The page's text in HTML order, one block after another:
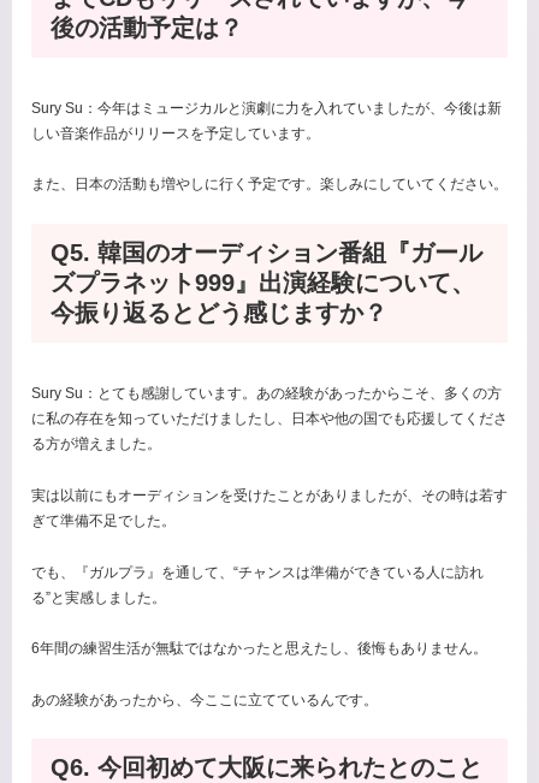
後の活動予定は？
Sury Su：今年はミュージカルと演劇に力を入れていましたが、今後は新
しい音楽作品がリリースを予定しています。
また、日本の活動も増やしに行く予定です。楽しみにしていてください。
Q5. 韓国のオーディション番組『ガール
ズプラネット999』出演経験について、
今振り返るとどう感じますか？
Sury Su：とても感謝しています。あの経験があったからこそ、多くの方
に私の存在を知っていただけましたし、日本や他の国でも応援してくださ
る方が増えました。
実は以前にもオーディションを受けたことがありましたが、その時は若す
ぎて準備不足でした。
でも、『ガルプラ』を通して、“チャンスは準備ができている人に訪れ
る”と実感しました。
6年間の練習生活が無駄ではなかったと思えたし、後悔もありません。
あの経験があったから、今ここに立てているんです。
Q6. 今回初めて大阪に来られたとのこと